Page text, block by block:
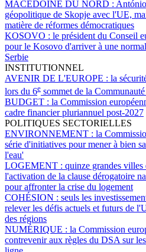
MACÉDOINE DU NORD :
géopolitique de Skopje avec l'UE,
matière de réformes démocratiques
KOSOVO : le président du Conseil
pour le Kosovo d'arriver à une
Serbie
INSTITUTIONNEL
AVENIR DE L'EUROPE : la
lors du 6e sommet de la
BUDGET : la Commission
cadre financier pluriannuel post-2027
POLITIQUES SECTORIELLES
ENVIRONNEMENT : la
série d'initiatives pour mener à bien
l'eau'
LOGEMENT : quinze grandes villes
l'activation de la clause dérogatoire
pour affronter la crise du logement
COHÉSION : seuls les
relever les défis actuels et futurs de
des régions
NUMÉRIQUE : la Commission
contrevenir aux règles du DSA sur